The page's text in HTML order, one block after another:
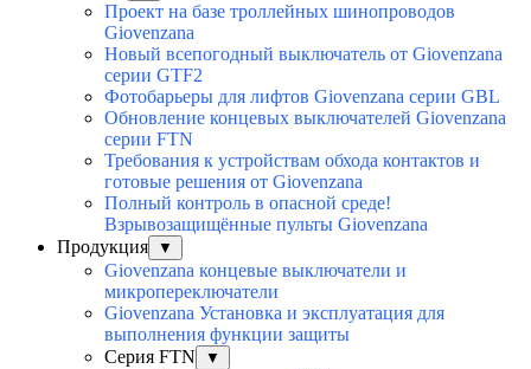
Проект на базе троллейных шинопроводов
Giovenzana
Новый всепогодный выключатель от Giovenzana
серии GTF2
Фотобарьеры для лифтов Giovenzana серии GBL
Обновление концевых выключателей Giovenzana
серии FTN
Требования к устройствам обхода контактов и
готовые решения от Giovenzana
Полный контроль в опасной среде!
Взрывозащищённые пульты Giovenzana
Продукция
▼
Giovenzana концевые выключатели и
микропереключатели
Giovenzana Установка и эксплуатация для
выполнения функции защиты
Серия FTN
▼